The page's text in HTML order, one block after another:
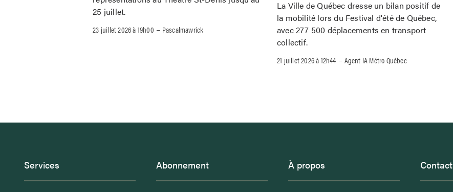
25 juillet.
23 juillet 2026 à 19h00 – Pascalmawrick
La Ville de Québec dresse un bilan positif de
la mobilité lors du Festival d'été de Québec,
avec 277 500 déplacements en transport
collectif.
21 juillet 2026 à 12h44 –Agent IA Métro Québec
Services Abonnement À propos Contact